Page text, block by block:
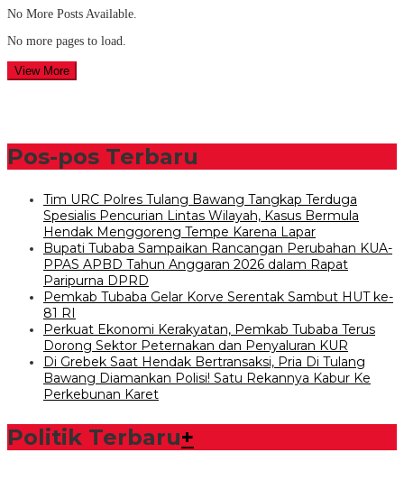
No More Posts Available.
No more pages to load.
View More
Pos-pos Terbaru
Tim URC Polres Tulang Bawang Tangkap Terduga
Spesialis Pencurian Lintas Wilayah, Kasus Bermula
Hendak Menggoreng Tempe Karena Lapar
Bupati Tubaba Sampaikan Rancangan Perubahan KUA-
PPAS APBD Tahun Anggaran 2026 dalam Rapat
Paripurna DPRD
Pemkab Tubaba Gelar Korve Serentak Sambut HUT ke-
81 RI
Perkuat Ekonomi Kerakyatan, Pemkab Tubaba Terus
Dorong Sektor Peternakan dan Penyaluran KUR
Di Grebek Saat Hendak Bertransaksi, Pria Di Tulang
Bawang Diamankan Polisi! Satu Rekannya Kabur Ke
Perkebunan Karet
Politik Terbaru+